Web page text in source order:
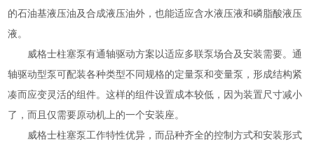
的石油基液压油及合成液压油外，也能适应含水液压液和磷脂酸液压
液。
威格士柱塞泵有通轴驱动方案以适应多联泵场合及安装需要。通
轴驱动型泵可配装各种类型不同规格的定量泵和变量泵，形成结构紧
凑而应变灵活的组件。这样的组件设置成本较低，因为装置尺寸减小
了，而且仅需要原动机上的一个安装座。
威格士柱塞泵工作特性优异，而品种齐全的控制方式和安装形式